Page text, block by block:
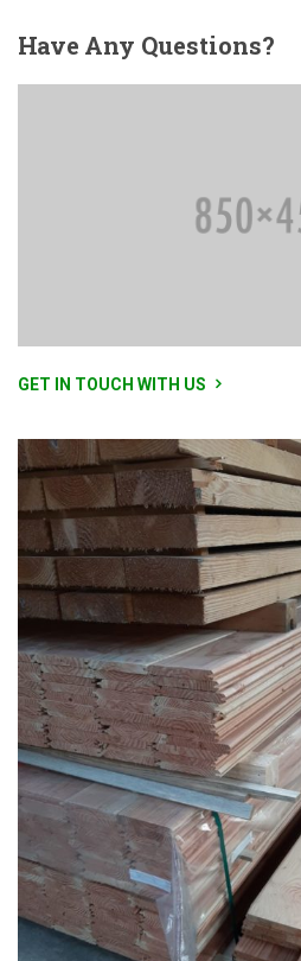
HaveAny Questions?
GET IN TOUCH WITH US